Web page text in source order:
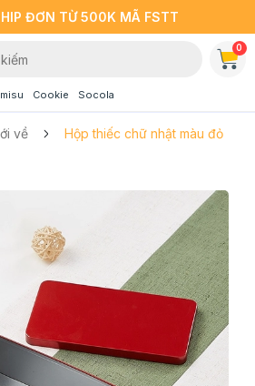
ĐƠN TỪ 500K MÃ FSTT
Cookie Socola
0
về
Hộp thiếc chữ nhật màu đỏ